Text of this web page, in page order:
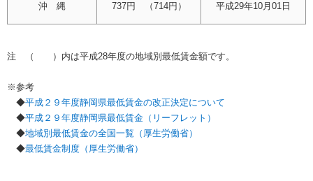
沖 縄 737円 （714円） 平成29年10月01日
注 （ ）内は平成28年度の地域別最低賃金額です。
※参考
◆平成２９年度静岡県最低賃金の改正決定について
◆平成２９年度静岡県最低賃金（リーフレット）
◆地域別最低賃金の全国一覧（厚生労働省）
◆最低賃金制度（厚生労働省）